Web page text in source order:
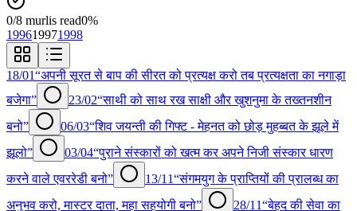
0/8 murlis read0%
199619971998
18/01“अपनी सूरत से बाप की सीरत को प्रत्यक्ष करो तब प्रत्यक्षता का नगाड़ा
बजेगा”
23/02“साथी को साथ रख साक्षी और खुशनुमा के तख्तनशीन
बनो”
06/03“शिव जयन्ती की गिफ्ट - मेहनत को छोड़ मुहब्बत के झूले में
झूलो”
03/04“पुराने संस्कारों को खत्म कर अपने निजी संस्कार धारण
करने वाले एवररेडी बनो”
13/11“संगमयुग के प्राप्तियों की प्रालब्ध का
अनुभव करो, मास्टर दाता, महा सहयोगी बनो”
28/11“बेहद की सेवा का